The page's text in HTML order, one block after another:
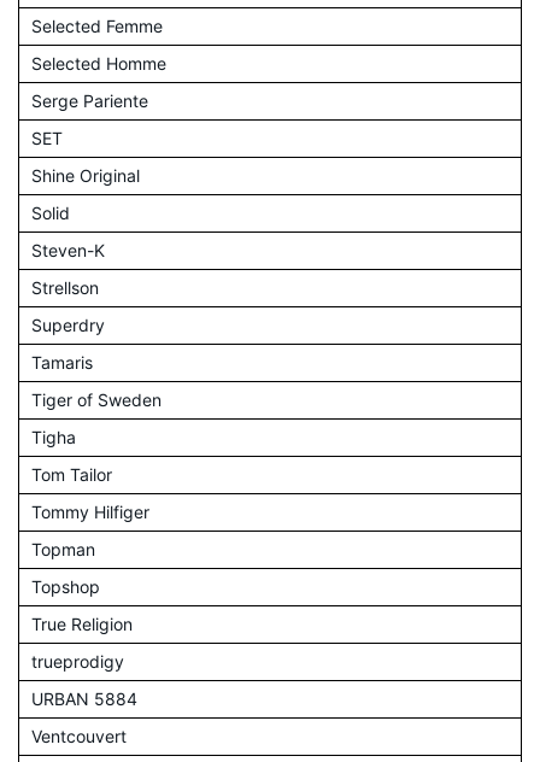
Selected Femme
Selected Homme
Serge Pariente
SET
Shine Original
Solid
Steven-K
Strellson
Superdry
Tamaris
Tiger of Sweden
Tigha
Tom Tailor
Tommy Hilfiger
Topman
Topshop
True Religion
trueprodigy
URBAN 5884
Ventcouvert